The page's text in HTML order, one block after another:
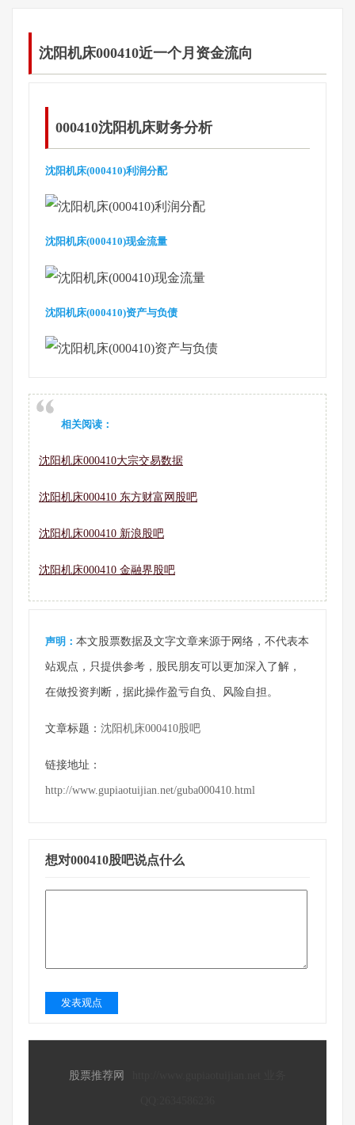
沈阳机床000410近一个月资金流向
000410沈阳机床财务分析
沈阳机床(000410)利润分配
沈阳机床(000410)现金流量
沈阳机床(000410)资产与负债
相关阅读：
沈阳机床000410大宗交易数据
沈阳机床000410 东方财富网股吧
沈阳机床000410 新浪股吧
沈阳机床000410 金融界股吧
声明： 本文股票数据及文字文章来源于网络，不代表本
站观点，只提供参考，股民朋友可以更加深入了解，
在做投资判断，据此操作盈亏自负、风险自担。
文章标题： 沈阳机床000410股吧
链接地址：
http://www.gupiaotuijian.net/guba000410.html
想对000410股吧说点什么
发表观点
股票推荐网